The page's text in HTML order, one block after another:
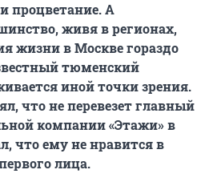
процветание. А
живя в регионах,
жизни в Москве гораздо
тюменский
иной точки зрения.
что не перевезет главный
компании «Этажи» в
что ему не нравится в
лица.